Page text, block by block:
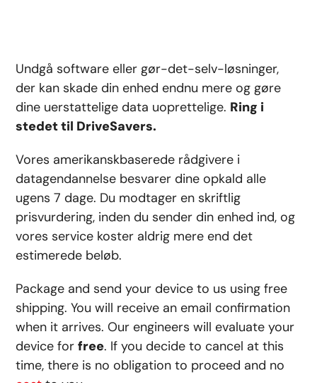
Undgå software eller gør-det-selv-løsninger,
der kan skade din enhed endnu mere og gøre
dine uerstattelige data uoprettelige. Ring i
stedet til DriveSavers.
Vores amerikanskbaserede rådgivere i
datagendannelse besvarer dine opkald alle
ugens 7 dage. Du modtager en skriftlig
prisvurdering, inden du sender din enhed ind, og
vores service koster aldrig mere end det
estimerede beløb.
Package and send your device to us using free
shipping. You will receive an email confirmation
when it arrives. Our engineers will evaluate your
device forfree. If you decide to cancel at this
time, there is no obligation to proceed and no